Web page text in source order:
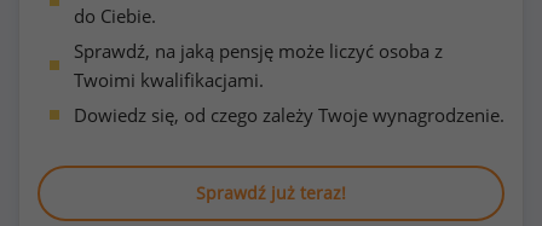
do Ciebie.
Sprawdź, na jaką pensję może liczyć osoba z
Twoimi kwalifikacjami.
Dowiedz się, od czego zależy Twoje wynagrodzenie.
Sprawdź już teraz!